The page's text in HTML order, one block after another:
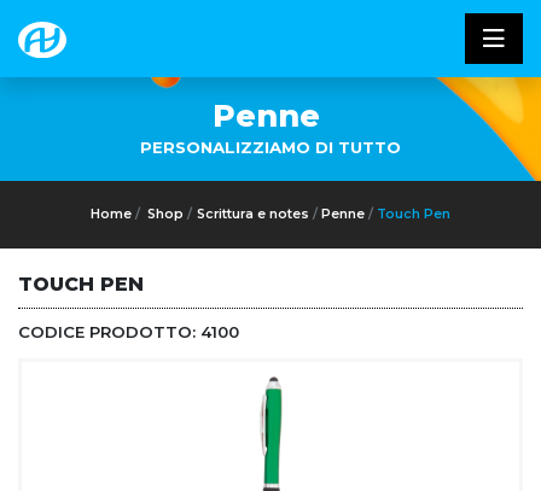
Penne
PERSONALIZZIAMO DI TUTTO
Home Shop Scrittura e notes Penne Touch Pen
TOUCH PEN
CODICE PRODOTTO: 4100